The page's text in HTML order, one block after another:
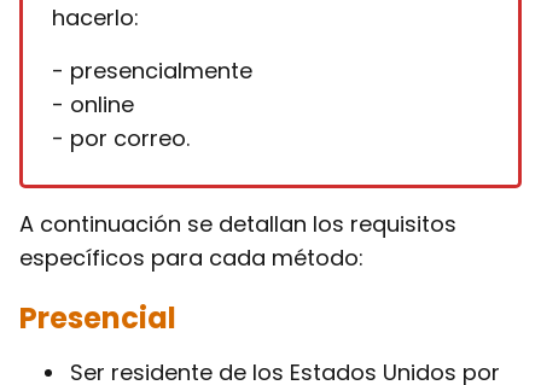
hacerlo:
- presencialmente
- online
- por correo.
A continuación se detallan los requisitos
específicos para cada método:
Presencial
Ser residente de los Estados Unidos por